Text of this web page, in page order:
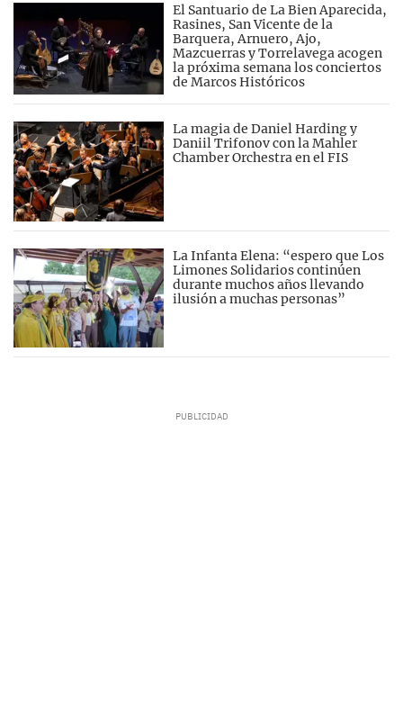
El Santuario de La Bien Aparecida,
Rasines, San Vicente de la
Barquera, Arnuero, Ajo,
Mazcuerras y Torrelavega acogen
la próxima semana los conciertos
de Marcos Históricos
La magia de Daniel Harding y
Daniil Trifonov con la Mahler
Chamber Orchestra en el FIS
La Infanta Elena: “espero que Los
Limones Solidarios continúen
durante muchos años llevando
ilusión a muchas personas”